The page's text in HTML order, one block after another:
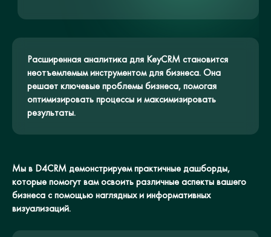
Расширенная аналитика для KeyCRM становится
неотъемлемым инструментом для бизнеса. Она
решает ключевые проблемы бизнеса, помогая
оптимизировать процессы и максимизировать
результаты.
Мы в D4CRM демонстрируем практичные дашборды,
которые помогут вам освоить различные аспекты вашего
бизнеса с помощью наглядных и информативных
визуализаций.